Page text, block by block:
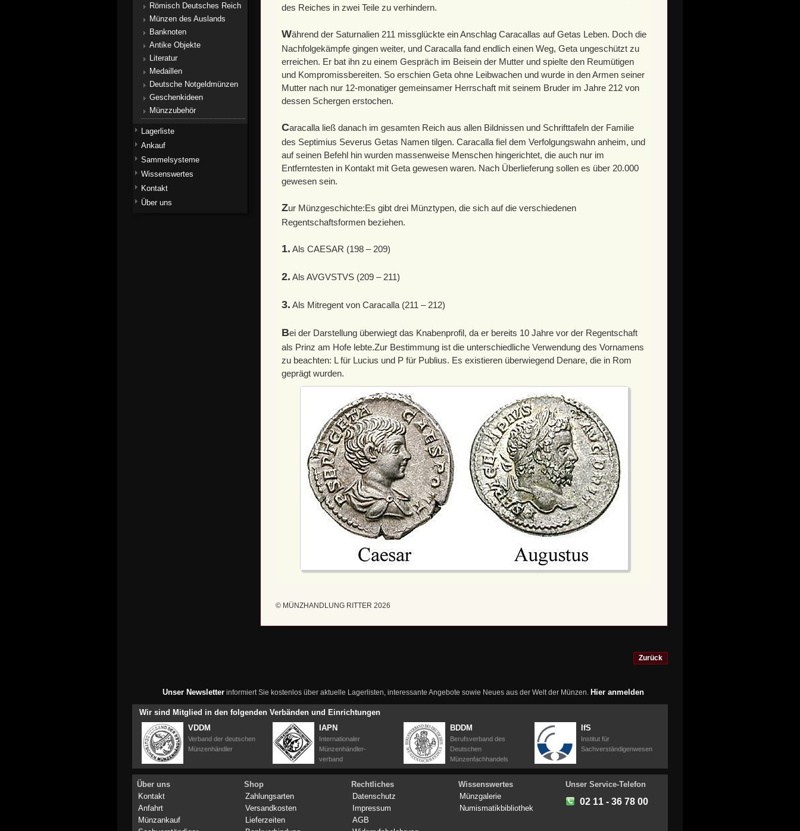
des Reiches in zwei Teile zu verhindern.
Während der Saturnalien 211 missglückte ein Anschlag Caracallas auf Getas Leben. Doch die
Nachfolgekämpfe gingen weiter, und Caracalla fand endlich einen Weg, Geta ungeschützt zu
erreichen. Er bat ihn zu einem Gespräch im Beisein der Mutter und spielte den Reumütigen
und Kompromissbereiten. So erschien Geta ohne Leibwachen und wurde in den Armen seiner
Mutter nach nur 12-monatiger gemeinsamer Herrschaft mit seinem Bruder im Jahre 212 von
dessen Schergen erstochen.
Caracalla ließ danach im gesamten Reich aus allen Bildnissen und Schrifttafeln der Familie
des Septimius Severus Getas Namen tilgen. Caracalla fiel dem Verfolgungswahn anheim, und
auf seinen Befehl hin wurden massenweise Menschen hingerichtet, die auch nur im
Entferntesten in Kontakt mit Geta gewesen waren. Nach Überlieferung sollen es über 20.000
gewesen sein.
Zur Münzgeschichte:Es gibt drei Münztypen, die sich auf die verschiedenen
Regentschaftsformen beziehen.
1. Als CAESAR (198 – 209)
2. Als AVGVSTVS (209 – 211)
3. Als Mitregent von Caracalla (211 – 212)
Bei der Darstellung überwiegt das Knabenprofil, da er bereits 10 Jahre vor der Regentschaft
als Prinz am Hofe lebte.Zur Bestimmung ist die unterschiedliche Verwendung des Vornamens
zu beachten: L für Lucius und P für Publius. Es existieren überwiegend Denare, die in Rom
geprägt wurden.
© MÜNZHANDLUNG RITTER 2026
Zurück
Römisch Deutsches Reich
Münzen des Auslands
Banknoten
Antike Objekte
Literatur
Medaillen
Deutsche Notgeldmünzen
Geschenkideen
Münzzubehör
Lagerliste
Ankauf
Sammelsysteme
Wissenswertes
Kontakt
Über uns
Unser Newsletterinformiert Sie kostenlos über aktuelle Lagerlisten, interessante Angebote sowie Neues aus der Welt der Münzen. Hier anmelden
Wir sind Mitglied in den folgenden Verbänden und Einrichtungen
VDDM
Verband der deutschen
Münzenhändler
IAPN
Internationaler
Münzenhändler-
verband
BDDM
Berufsverband des
Deutschen
Münzenfachhandels
IfS
Institut für
Sachverständigenwesen
Über uns
Kontakt
Anfahrt
Münzankauf
Shop
Zahlungsarten
Versandkosten
Lieferzeiten
Rechtliches
Datenschutz
Impressum
AGB
Wissenswertes
Münzgalerie
Numismatikbibliothek
Unser Service-Telefon
02 11 - 36 78 00